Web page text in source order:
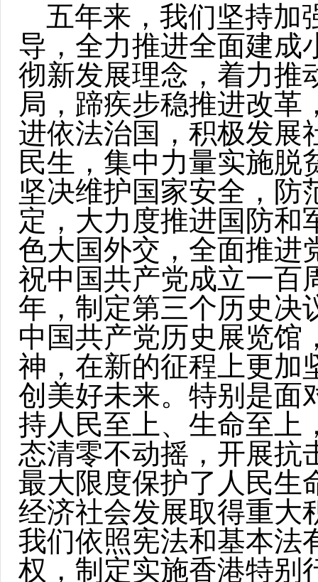
五年来，我们坚持加
导，全力推进全面建成
彻新发展理念，着力推
局，蹄疾步稳推进改革
进依法治国，积极发展
民生，集中力量实施脱
坚决维护国家安全，防
定，大力度推进国防和
色大国外交，全面推进
祝中国共产党成立一百
年，制定第三个历史决
中国共产党历史展览馆
神，在新的征程上更加
创美好未来。特别是面
持人民至上、生命至上
态清零不动摇，开展抗
最大限度保护了人民生
经济社会发展取得重大
我们依照宪法和基本法
权，制定实施香港特别